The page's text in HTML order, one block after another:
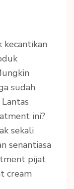
kecantikan
sudah
ini?
sekali
senantiasa
pijat
cream